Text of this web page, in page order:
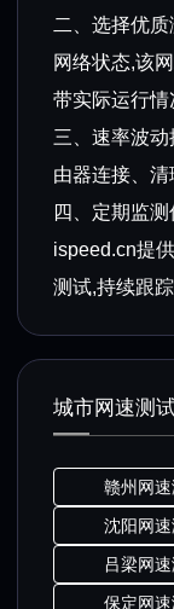
二、选择优
网络状态,该
带实际运行情
三、速率波
由器连接、清
四、定期监
ispeed.cn提
测试,持续跟
城市网速测
赣州网
沈阳网
吕梁网
保定网